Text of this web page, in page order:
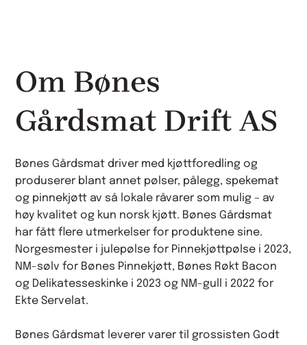
Om Bønes
Gårdsmat Drift AS
Bønes Gårdsmat driver med kjøttforedling og
produserer blant annet pølser, pålegg, spekemat
og pinnekjøtt av så lokale råvarer som mulig – av
høy kvalitet og kun norsk kjøtt. Bønes Gårdsmat
har fått flere utmerkelser for produktene sine.
Norgesmester i julepølse for Pinnekjøttpølse i 2023,
NM-sølv for Bønes Pinnekjøtt, Bønes Røkt Bacon
og Delikatesseskinke i 2023 og NM-gull i 2022 for
Ekte Servelat.
Bønes Gårdsmat leverer varer til grossisten Godt